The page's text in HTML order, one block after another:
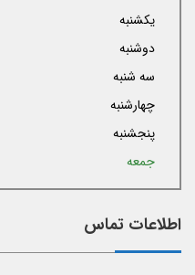
یکشنبه
دوشنبه
سه شنبه
چهارشنبه
پنجشنبه
جمعه
اطلاعات تماس